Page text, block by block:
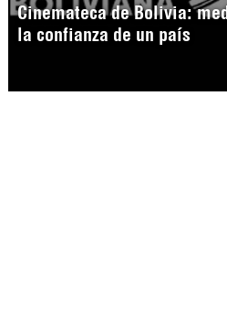
Cinemateca de Bolivia:
la confianza de un país